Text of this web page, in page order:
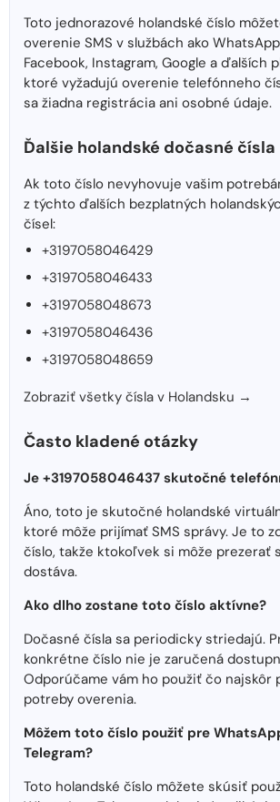
Toto jednorazové holandské číslo
overenie SMS v službách ako
Facebook, Instagram, Google a ďalších
ktoré vyžadujú overenie telefónneho
sa žiadna registrácia ani osobné údaje.
Ďalšie holandské dočasné čísla
Ak toto číslo nevyhovuje vašim
z týchto ďalších bezplatných
čísel:
+3197058046429
+3197058046433
+3197058048673
+3197058046436
+3197058048659
Zobraziť všetky čísla v Holandsku →
Často kladené otázky
Je +3197058046437 skutočné
Áno, toto je skutočné holandské
ktoré môže prijímať SMS správy. Je to
číslo, takže ktokoľvek si môže prezerať
dostáva.
Ako dlho zostane toto číslo aktívne?
Dočasné čísla sa periodicky striedajú.
konkrétne číslo nie je zaručená
Odporúčame vám ho použiť čo najskôr
potreby overenia.
Môžem toto číslo použiť pre
Telegram?
Toto holandské číslo môžete skúsiť